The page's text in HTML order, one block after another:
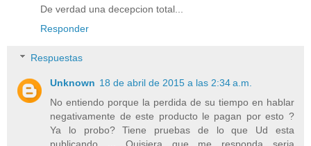
De verdad una decepcion total...
Responder
Respuestas
Unknown 18 de abril de 2015 a las 2:34 a.m.
No entiendo porque la perdida de su tiempo en hablar
negativamente de este producto le pagan por esto ?
Ya lo probo? Tiene pruebas de lo que Ud esta